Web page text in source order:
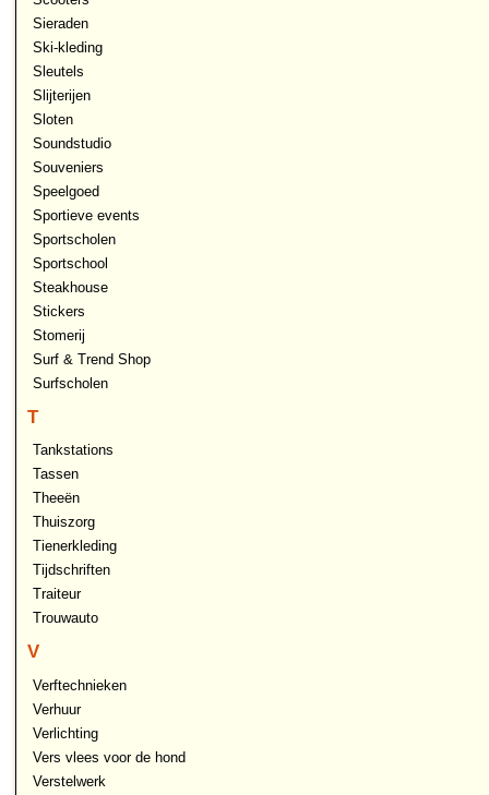
Sieraden
Ski-kleding
Sleutels
Slijterijen
Sloten
Soundstudio
Souveniers
Speelgoed
Sportieve events
Sportscholen
Sportschool
Steakhouse
Stickers
Stomerij
Surf & Trend Shop
Surfscholen
T
Tankstations
Tassen
Theeën
Thuiszorg
Tienerkleding
Tijdschriften
Traiteur
Trouwauto
V
Verftechnieken
Verhuur
Verlichting
Vers vlees voor de hond
Verstelwerk